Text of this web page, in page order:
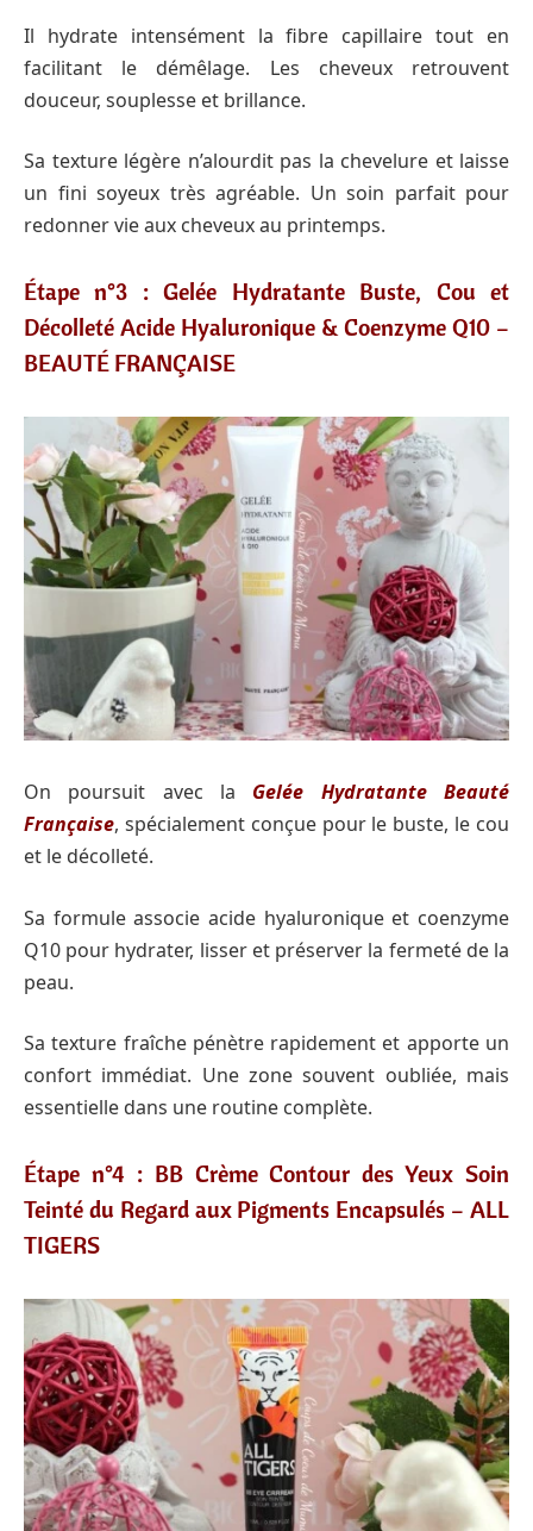
Il hydrate intensément la fibre capillaire tout en
facilitant le démêlage. Les cheveux retrouvent
douceur, souplesse et brillance.
Sa texture légère n’alourdit pas la chevelure et laisse
un fini soyeux très agréable. Un soin parfait pour
redonner vie aux cheveux au printemps.
Étape n°3 : Gelée Hydratante Buste, Cou et
Décolleté Acide Hyaluronique & Coenzyme Q10 –
BEAUTÉ FRANÇAISE
On poursuit avec la Gelée Hydratante Beauté
Française, spécialement conçue pour le buste, le cou
et le décolleté.
Sa formule associe acide hyaluronique et coenzyme
Q10 pour hydrater, lisser et préserver la fermeté de la
peau.
Sa texture fraîche pénètre rapidement et apporte un
confort immédiat. Une zone souvent oubliée, mais
essentielle dans une routine complète.
Étape n°4 : BB Crème Contour des Yeux Soin
Teinté du Regard aux Pigments Encapsulés – ALL
TIGERS